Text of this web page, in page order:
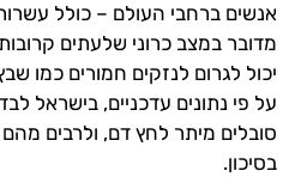
אנשים ברחבי העולם – כולל
מדובר במצב כרוני שלעתים
יכול לגרום לנזקים חמורים כמו
סובלים מיתר לחץ דם, ולרבים
בסיכון.